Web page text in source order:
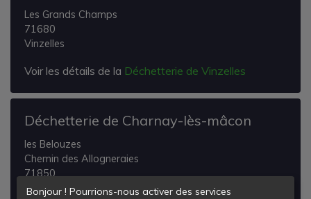
Les Grands Champs
71680
Vinzelles
Voir les détails de la Déchetterie de Vinzelles
Déchetterie de Charnay-lès-mâcon
les Belouzes
Chemin des Allogneraies
71850
Charnay-lès-Mâcon
Bonjour ! Pourrions-nous activer des services